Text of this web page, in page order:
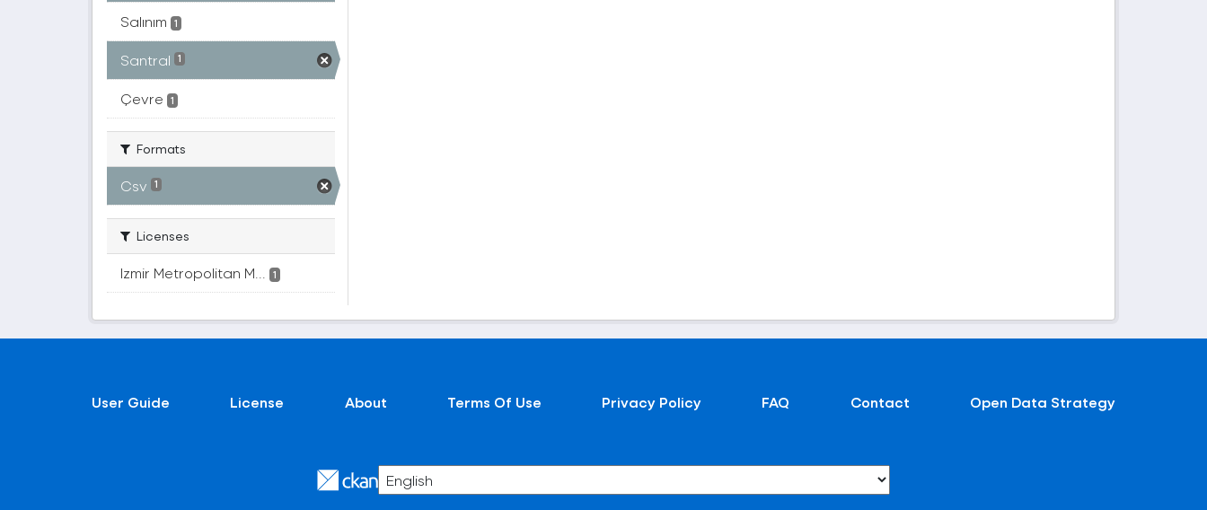
Salınım 1
Santral 1
Çevre 1
Formats
Csv 1
Licenses
Izmir Metropolitan M... 1
User Guide License About Terms Of Use Privacy Policy FAQ Contact Open Data Strategy